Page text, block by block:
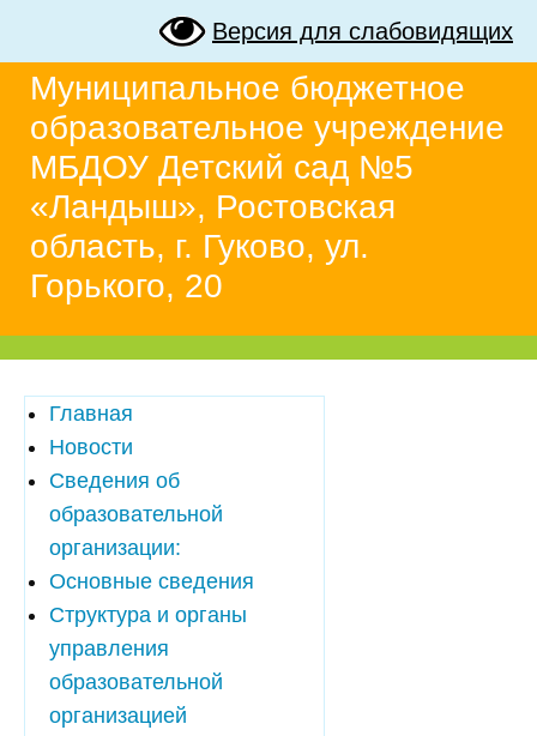
Версия для слабовидящих
Муниципальное бюджетное
образовательное учреждение
МБДОУ Детский сад №5
«Ландыш», Ростовская
область, г. Гуково, ул.
Горького, 20
Главная
Новости
Сведения об
образовательной
организации:
Основные сведения
Структура и органы
управления
образовательной
организацией